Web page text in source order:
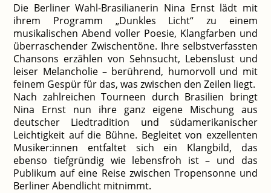
Die Berliner Wahl-Brasilianerin Nina Ernst lädt mit
ihrem Programm „Dunkles Licht“ zu einem
musikalischen Abend voller Poesie, Klangfarben und
überraschender Zwischentöne. Ihre selbstverfassten
Chansons erzählen von Sehnsucht, Lebenslust und
leiser Melancholie – berührend, humorvoll und mit
feinem Gespür für das, was zwischen den Zeilen liegt.
Nach zahlreichen Tourneen durch Brasilien bringt
Nina Ernst nun ihre ganz eigene Mischung aus
deutscher Liedtradition und südamerikanischer
Leichtigkeit auf die Bühne. Begleitet von exzellenten
Musiker:innen entfaltet sich ein Klangbild, das
ebenso tiefgründig wie lebensfroh ist – und das
Publikum auf eine Reise zwischen Tropensonne und
Berliner Abendlicht mitnimmt.